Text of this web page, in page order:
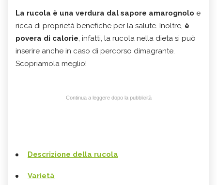
La rucola è una verdura dal sapore amarognolo e
ricca di proprietà benefiche per la salute. Inoltre, è
povera di calorie, infatti, la rucola nella dieta si può
inserire anche in caso di percorso dimagrante.
Scopriamola meglio!
Continua a leggere dopo la pubblicità
Descrizione della rucola
Varietà